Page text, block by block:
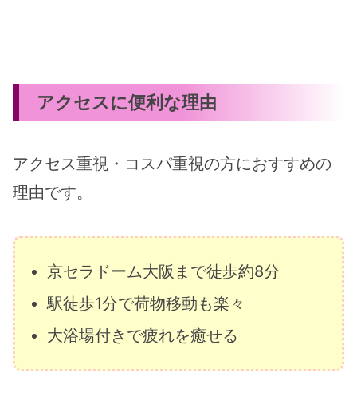
アクセスに便利な理由
アクセス重視・コスパ重視の方におすすめの
理由です。
京セラドーム大阪まで徒歩約8分
駅徒歩1分で荷物移動も楽々
大浴場付きで疲れを癒せる